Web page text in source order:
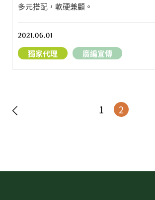
多元搭配，軟硬兼顧。
2021.06.01
獨家代理 廣編宣傳
1 2